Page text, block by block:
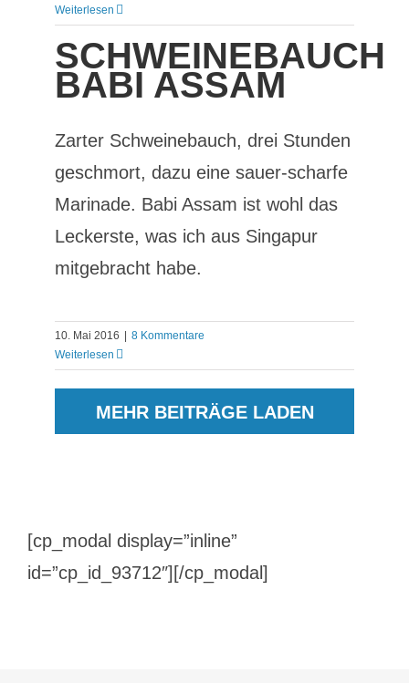
Weiterlesen
SCHWEINEBAUCH
BABI ASSAM
Zarter Schweinebauch, drei Stunden
geschmort, dazu eine sauer-scharfe
Marinade. Babi Assam ist wohl das
Leckerste, was ich aus Singapur
mitgebracht habe.
10. Mai 2016
8 Kommentare
Weiterlesen
MEHR BEITRÄGE LADEN
[cp_modal display=”inline”
id=”cp_id_93712″][/cp_modal]